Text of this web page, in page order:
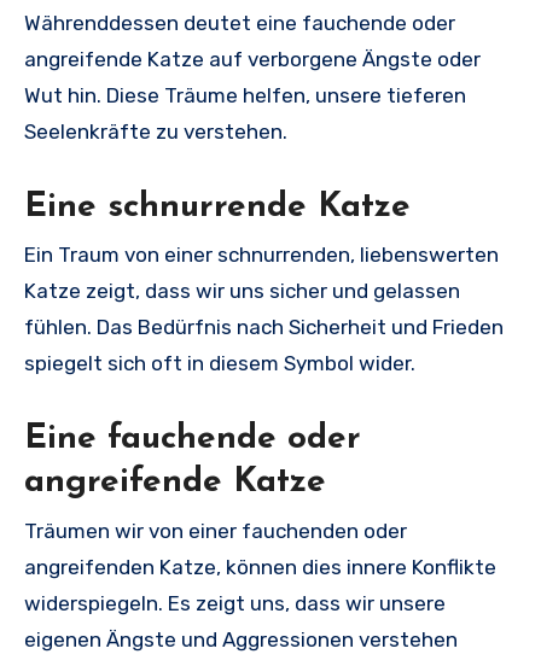
Währenddessen deutet eine fauchende oder
angreifende Katze auf verborgene Ängste oder
Wut hin. Diese Träume helfen, unsere tieferen
Seelenkräfte zu verstehen.
Eine schnurrende Katze
Ein Traum von einer schnurrenden, liebenswerten
Katze zeigt, dass wir uns sicher und gelassen
fühlen. Das Bedürfnis nach Sicherheit und Frieden
spiegelt sich oft in diesem Symbol wider.
Eine fauchende oder
angreifende Katze
Träumen wir von einer fauchenden oder
angreifenden Katze, können dies innere Konflikte
widerspiegeln. Es zeigt uns, dass wir unsere
eigenen Ängste und Aggressionen verstehen